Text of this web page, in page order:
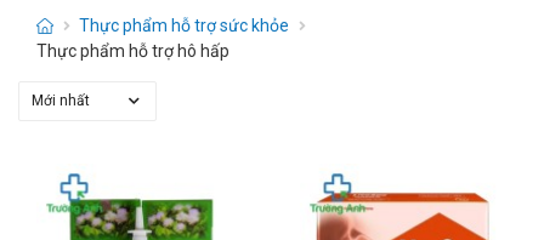
Thực phẩm hỗ trợ sức khỏe
Thực phẩm hỗ trợ hô hấp